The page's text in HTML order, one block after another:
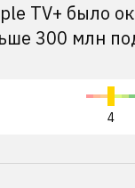
TV+ было
300 млн
4